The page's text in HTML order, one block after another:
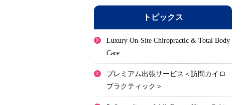
トピックス
Luxury On-Site Chiropractic & Total Body
Care
プレミアム出張サービス＜訪問カイロ
プラクティック＞